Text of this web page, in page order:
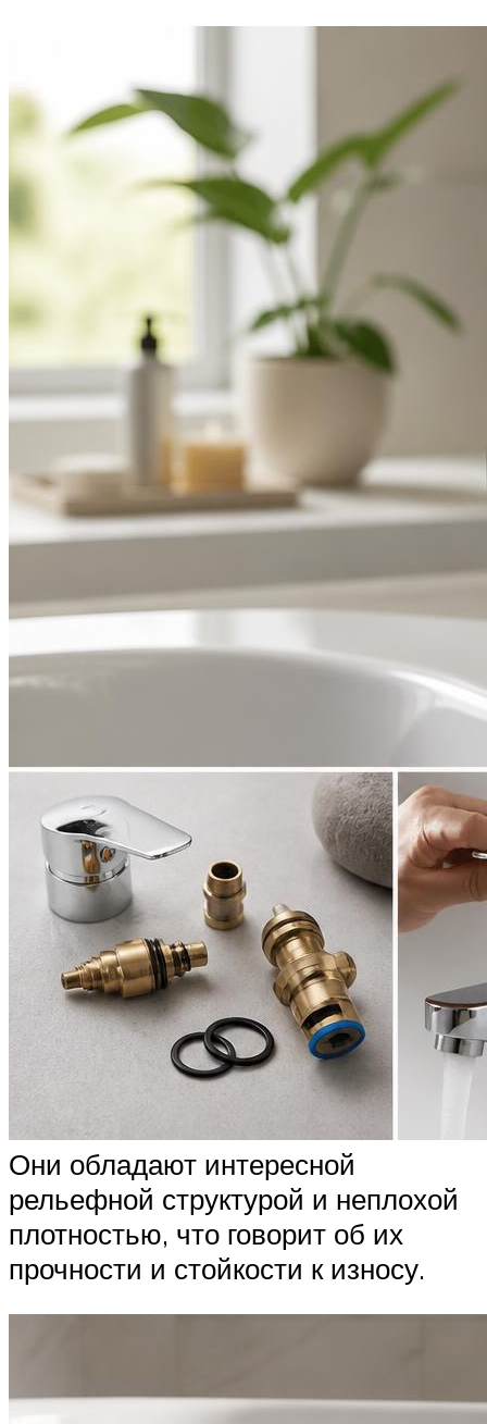
Они обладают интересной
рельефной структурой и неплохой
плотностью, что говорит об их
прочности и стойкости к износу.